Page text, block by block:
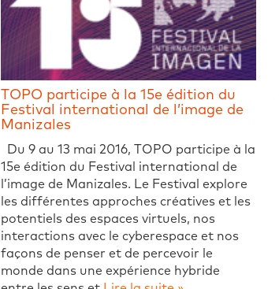
TOPO participe à la 15e édition du
Festival international de l’image de
Manizales
Du 9 au 13 mai 2016, TOPO participe à la
15e édition du Festival international de
l’image de Manizales. Le Festival explore
les différentes approches créatives et les
potentiels des espaces virtuels, nos
interactions avec le cyberespace et nos
façons de penser et de percevoir le
monde dans une expérience hybride